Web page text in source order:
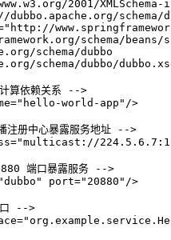
2001/
schema/
schema/dubbo/
算依赖关系 -->
"hello-world-app" />
中心暴露服务地址 -->
"multicast://
端口暴露服务 -->
"dubbo" port="20880" />
口 -->